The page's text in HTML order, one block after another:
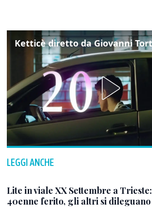
LEGGI ANCHE
Lite in viale XX Settembre a Trieste:
40enne ferito, gli altri si dileguano